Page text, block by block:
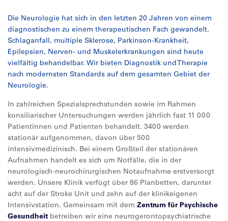
Die Neurologie hat sich in den letzten 20 Jahren von einem
diagnostischen zu einem therapeutischen Fach gewandelt.
Schlaganfall, multiple Sklerose, Parkinson-Krankheit,
Epilepsien, Nerven- und Muskelerkrankungen sind heute
vielfältig behandelbar. Wir bieten Diagnostik und Therapie
nach modernsten Standards auf dem gesamten Gebiet der
Neurologie.
In zahlreichen Spezialsprechstunden sowie im Rahmen
konsiliarischer Untersuchungen werden jährlich fast 11 000
Patientinnen und Patienten behandelt. 3400 werden
stationär aufgenommen, davon über 500
intensivmedizinisch. Bei einem Großteil der stationären
Aufnahmen handelt es sich um Notfälle, die in der
neurologisch-neurochirurgischen Notaufnahme erstversorgt
werden. Unsere Klinik verfügt über 86 Planbetten, darunter
acht auf der Stroke Unit und zehn auf der klinikeigenen
Intensivstation. Gemeinsam mit dem Zentrum für Psychische
Gesundheitbetreiben wir eine neurogerontopsychiatrische